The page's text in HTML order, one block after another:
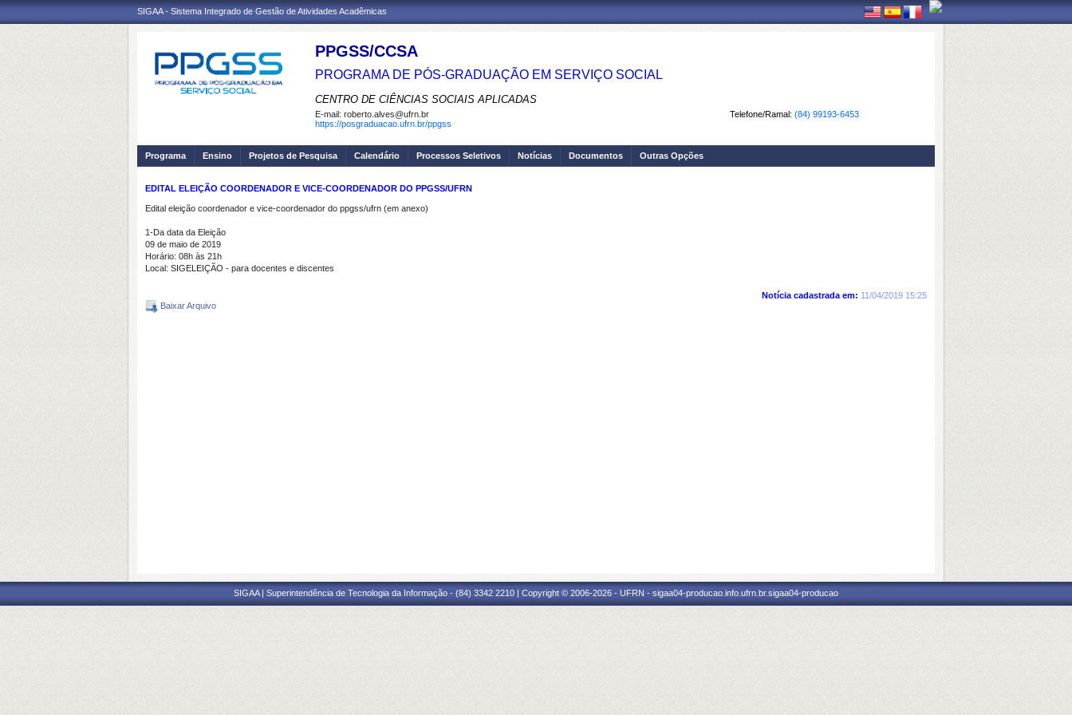
SIGAA - Sistema Integrado de Gestão de Atividades Acadêmicas
PPGSS/CCSA
PROGRAMA DE PÓS-GRADUAÇÃO EM SERVIÇO SOCIAL
CENTRO DE CIÊNCIAS SOCIAIS APLICADAS
Telefone/Ramal: (84) 99193-6453
E-mail: roberto.alves@ufrn.br
https://posgraduacao.ufrn.br/ppgss
Programa Ensino Projetos de Pesquisa Calendário Processos Seletivos Notícias Documentos Outras Opções
EDITAL ELEIÇÃO COORDENADOR E VICE-COORDENADOR DO PPGSS/UFRN
Edital eleição coordenador e vice-coordenador do ppgss/ufrn (em anexo)
1-Da data da Eleição
09 de maio de 2019
Horário: 08h às 21h
Local: SIGELEIÇÃO - para docentes e discentes
Notícia cadastrada em: 11/04/2019 15:25
Baixar Arquivo
SIGAA | Superintendência de Tecnologia da Informação - (84) 3342 2210 | Copyright © 2006-2026 - UFRN - sigaa04-producao.info.ufrn.br.sigaa04-producao